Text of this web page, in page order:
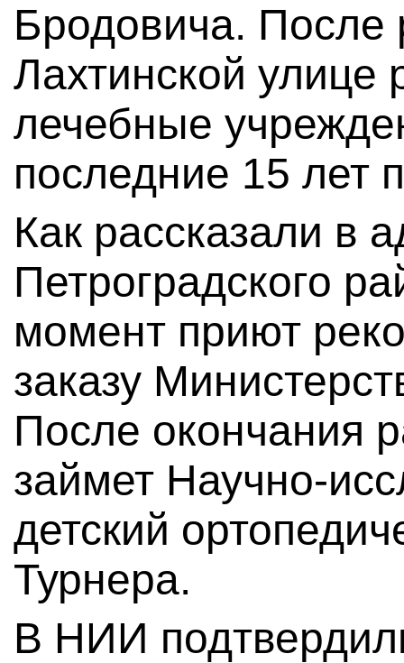
Бродовича.
Лахтинской улице
лечебные
последние 15 лет
Как рассказали в
Петроградского
момент приют
заказу
После окончания
займет Научно-
детский
Турнера.
В НИИ